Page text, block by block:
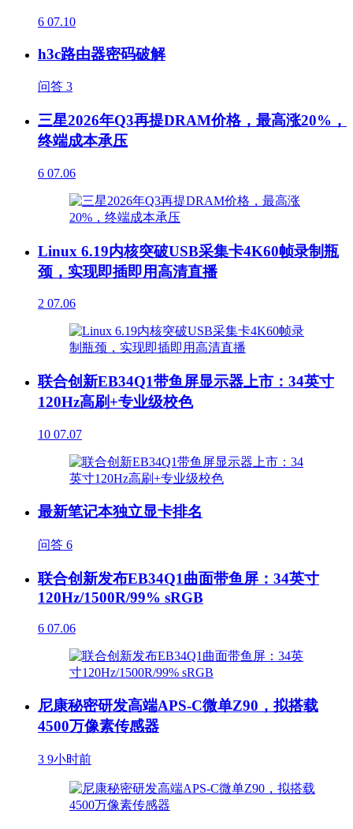
6 07.10
h3c路由器密码破解
问答 3
三星2026年Q3再提DRAM价格，最高涨20%，
终端成本承压
6 07.06
Linux 6.19内核突破USB采集卡4K60帧录制瓶
颈，实现即插即用高清直播
2 07.06
联合创新EB34Q1带鱼屏显示器上市：34英寸
120Hz高刷+专业级校色
10 07.07
最新笔记本独立显卡排名
问答 6
联合创新发布EB34Q1曲面带鱼屏：34英寸
120Hz/1500R/99% sRGB
6 07.06
尼康秘密研发高端APS-C微单Z90，拟搭载
4500万像素传感器
3 9小时前